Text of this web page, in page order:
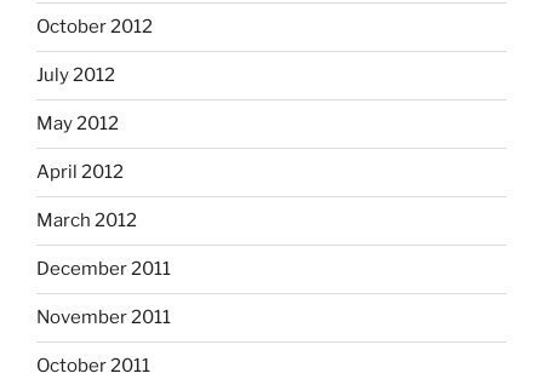
October 2012
July 2012
May 2012
April 2012
March 2012
December 2011
November 2011
October 2011